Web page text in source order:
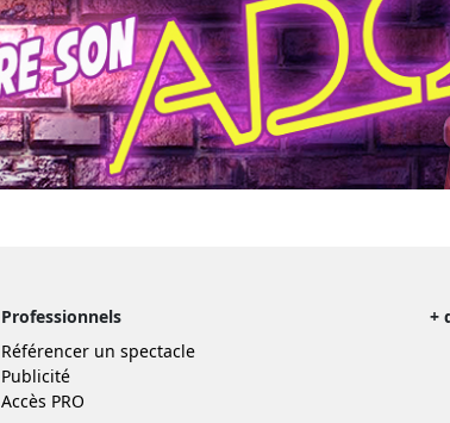
Professionnels
Référencer un spectacle
Publicité
Accès PRO
+